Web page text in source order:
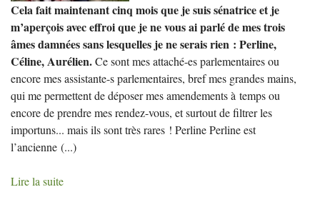
Cela fait maintenant cinq mois que je suis sénatrice et je
m’aperçois avec effroi que je ne vous ai parlé de mes trois
âmes damnées sans lesquelles je ne serais rien : Perline,
Céline, Aurélien.Ce sont mes attaché-es parlementaires ou
encore mes assistante-s parlementaires, bref mes grandes mains,
qui me permettent de déposer mes amendements à temps ou
encore de prendre mes rendez-vous, et surtout de filtrer les
importuns... mais ils sont très rares ! Perline Perline est
l’ancienne (...)
Lire la suite